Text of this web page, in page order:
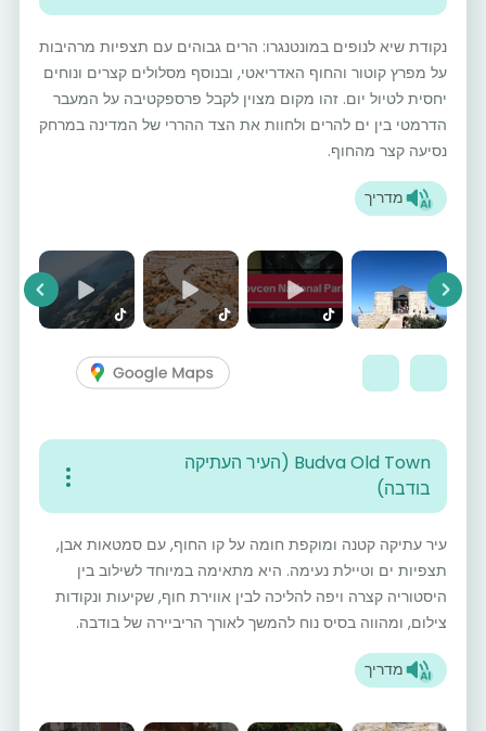
נקודת שיא לנופים במונטנגרו: הרים גבוהים עם תצפיות מרהיבות
על מפרץ קוטור והחוף האדריאטי, ובנוסף מסלולים קצרים ונוחים
יחסית לטיול יום. זהו מקום מצוין לקבל פרספקטיבה על המעבר
הדרמטי בין ים להרים ולחוות את הצד ההררי של המדינה במרחק
נסיעה קצר מהחוף.
מדריך
Next
Budva Old Town (העיר העתיקה
בודבה)
עיר עתיקה קטנה ומוקפת חומה על קו החוף, עם סמטאות אבן,
תצפיות ים וטיילת נעימה. היא מתאימה במיוחד לשילוב בין
היסטוריה קצרה ויפה להליכה לבין אווירת חוף, שקיעות ונקודות
צילום, ומהווה בסיס נוח להמשך לאורך הריביירה של בודבה.
מדריך